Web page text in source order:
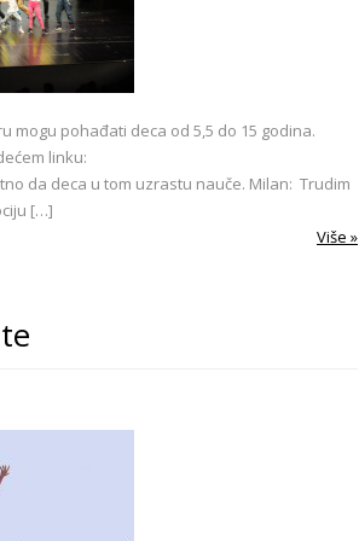
mogu pohađati deca od 5,5 do 15 godina.
linku:
da deca u tom uzrastu nauče. Milan: Trudim
[…]
Više »